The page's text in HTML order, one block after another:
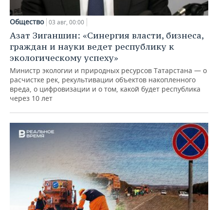
Общество 03 авг, 00:00
Азат Зиганшин: «Синергия власти, бизнеса,
граждан и науки ведет республику к
экологическому успеху»
Министр экологии и природных ресурсов Татарстана — о
расчистке рек, рекультивации объектов накопленного
вреда, о цифровизации и о том, какой будет республика
через 10 лет